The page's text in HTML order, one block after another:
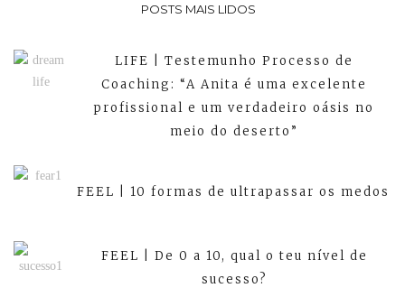
POSTS MAIS LIDOS
LIFE | Testemunho Processo de
Coaching: “A Anita é uma excelente
profissional e um verdadeiro oásis no
meio do deserto”
FEEL | 10 formas de ultrapassar os medos
FEEL | De 0 a 10, qual o teu nível de
sucesso?